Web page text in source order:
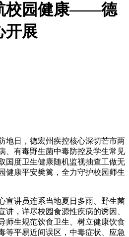
校园健康——德
开展
日，德宏州疾控核心深切芒市两
、有毒野生菌中毒防控及学生常见
国度卫生健康随机监视抽查工做无
健康平安樊篱，全力守护校园师生
讲员连系当地夏日多雨、野生菌
讲，详尽校园食源性疾病的诱因、
师生规范饮食卫生、树立健康饮食
等平易近间误区，中毒症状、应急